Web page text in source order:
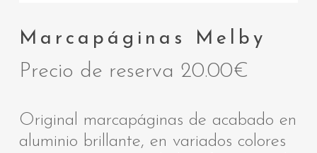
Marcapáginas Melby
Precio de reserva 20.00€
Original marcapáginas de acabado en
aluminio brillante, en variados colores